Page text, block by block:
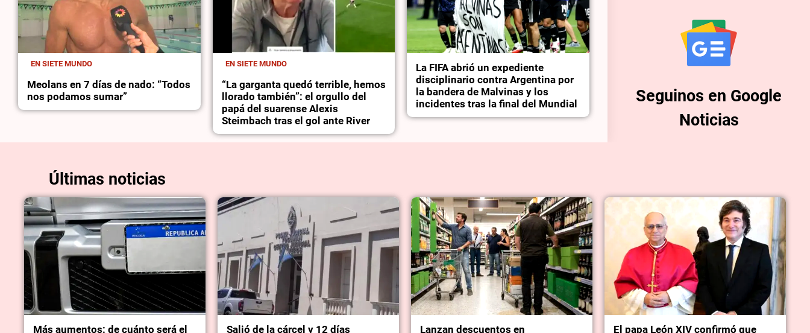
EN SIETE MUNDO
Meolans en 7 días de nado: “Todos
nos podamos sumar”
EN SIETE MUNDO
“La garganta quedó terrible, hemos
llorado también”: el orgullo del
papá del suarense Alexis
Steimbach tras el gol ante River
La FIFA abrió un expediente
disciplinario contra Argentina por
la bandera de Malvinas y los
incidentes tras la final del Mundial
Seguinos en Google
Noticias
Últimas noticias
Más aumentos: de cuánto será el
Salió de la cárcel y 12 días
Lanzan descuentos en
El papa León XIV confirmó que